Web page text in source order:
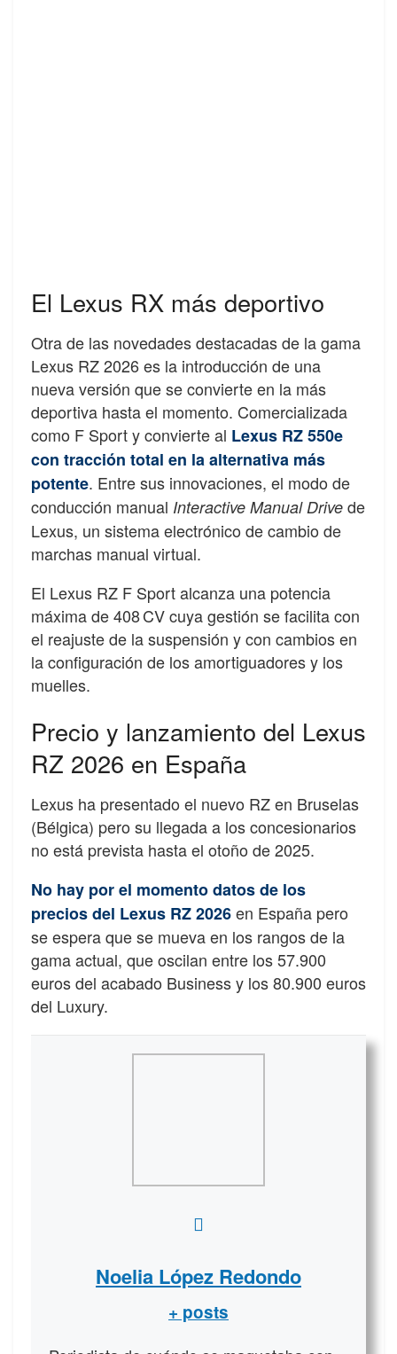
El Lexus RX más deportivo
Otra de las novedades destacadas de la gama
Lexus RZ 2026 es la introducción de una
nueva versión que se convierte en la más
deportiva hasta el momento. Comercializada
como F Sport y convierte al Lexus RZ 550e
con tracción total en la alternativa más
potente. Entre sus innovaciones, el modo de
conducción manual Interactive Manual Drive de
Lexus, un sistema electrónico de cambio de
marchas manual virtual.
El Lexus RZ F Sport alcanza una potencia
máxima de 408 CV cuya gestión se facilita con
el reajuste de la suspensión y con cambios en
la configuración de los amortiguadores y los
muelles.
Precio y lanzamiento del Lexus
RZ 2026 en España
Lexus ha presentado el nuevo RZ en Bruselas
(Bélgica) pero su llegada a los concesionarios
no está prevista hasta el otoño de 2025.
No hay por el momento datos de los
precios del Lexus RZ 2026en España pero
se espera que se mueva en los rangos de la
gama actual, que oscilan entre los 57.900
euros del acabado Business y los 80.900 euros
del Luxury.
Noelia López Redondo
+ posts